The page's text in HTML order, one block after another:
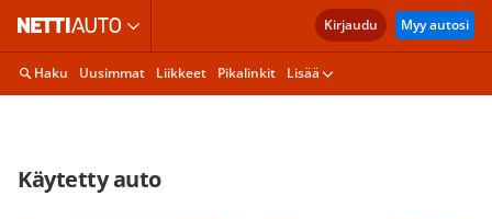
Kirjaudu Myy autosi
Haku Uusimmat Liikkeet Pikalinkit Lisää
Käytetty auto